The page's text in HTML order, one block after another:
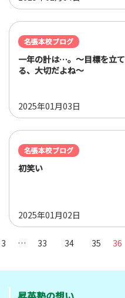
名張本校ブログ
一年の計は…。～目標を立て
る、大切だよね～
2025年01月03日
名張本校ブログ
初笑い
2025年01月02日
3 … 33 34 35 36